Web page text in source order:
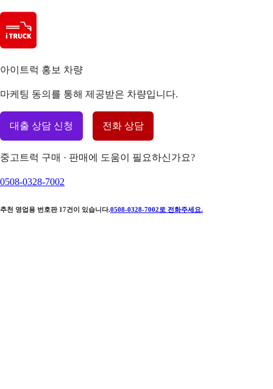
아이트럭 홍보 차량
마케팅 동의를 통해 제공받은 차량입니다.
대출 상담 신청 전화 상담
중고트럭 구매 · 판매에 도움이 필요하신가요?
0508-0328-7002
추천 영업용 번호판 17건이 있습니다.0508-0328-7002 로 전화주세요.